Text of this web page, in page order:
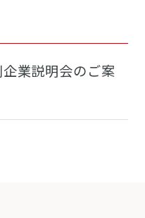
企業説明会のご案